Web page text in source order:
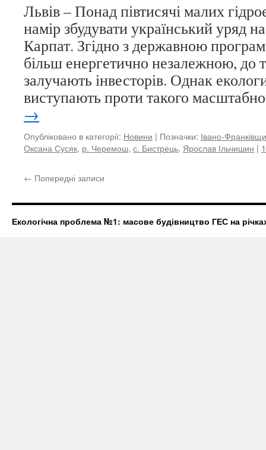
Львів – Понад півтисячі малих
намір збудувати український уряд
Карпат. Згідно з державною
більш енергетично незалежною, до
залучають інвесторів. Однак
виступають проти такого
→
Опубліковано в категорії: Новини | Позначки: Івано-
Оксана Сусяк, р. Черемош, с. Бистрець, Ярослав Ільчишин |
← Попередні записи
Екологічна проблема №1: масове будівництво ГЕС на